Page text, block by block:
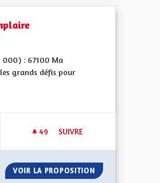
et climatiques
EAU
000) : 67100 Ma
grands défis pour
49 49 ABONNÉS
SUIVRE
VOIR LA PROPOSITION RÉGION ALSACE